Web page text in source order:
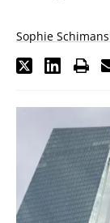
Sophie